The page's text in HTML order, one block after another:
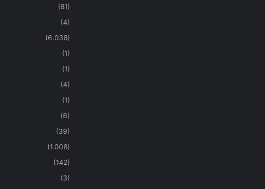
(81)
(4)
(6.038)
(1)
(1)
(4)
(1)
(6)
(39)
(1.008)
(142)
(3)